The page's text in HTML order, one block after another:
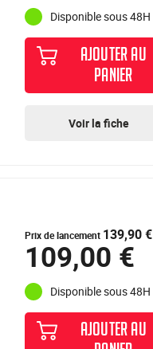
Disponible sous 48H
AJOUTER AU
PANIER
Voir la fiche
Prix de lancement 139,90 €
109,00 €
Disponible sous 48H
AJOUTER AU